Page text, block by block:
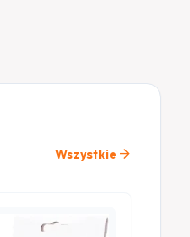
Wszystkie arrow_forward